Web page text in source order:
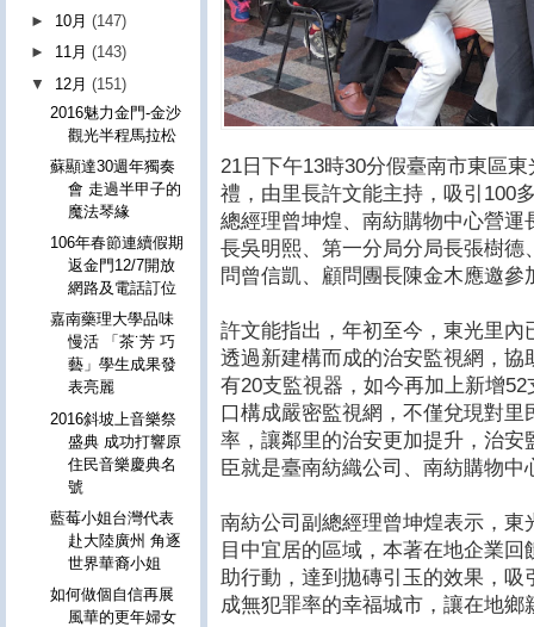
21日下午13時30分假臺南市東區
禮，由里長許文能主持，吸引100
總經理曾坤煌、南紡購物中心營
長吳明熙、第一分局分局長張樹
問曾信凱、顧問團長陳金木應邀參
許文能指出，年初至今，東光里
透過新建構而成的治安監視網，
有20支監視器，如今再加上新增
口構成嚴密監視網，不僅兌現對
率，讓鄰里的治安更加提升，治
臣就是臺南紡織公司、南紡購物中
南紡公司副總經理曾坤煌表示，
目中宜居的區域，本著在地企業
助行動，達到拋磚引玉的效果，
成無犯罪率的幸福城市，讓在地鄉
► 10月(147)
► 11月(143)
▼ 12月(151)
2016魅力金門-金沙
觀光半程馬拉松
蘇顯達30週年獨奏
會 走過半甲子的
魔法琴緣
106年春節連續假期
返金門12/7開放
網路及電話訂位
嘉南藥理大學品味
慢活 「茶˙芳 巧
藝」學生成果發
表亮麗
2016斜坡上音樂祭
盛典 成功打響原
住民音樂慶典名
號
藍莓小姐台灣代表
赴大陸廣州 角逐
世界華裔小姐
如何做個自信再展
風華的更年婦女